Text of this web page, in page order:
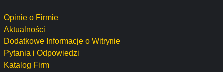
Opinie o Firmie
Aktualności
Dodatkowe Informacje o Witrynie
Pytania i Odpowiedzi
Katalog Firm